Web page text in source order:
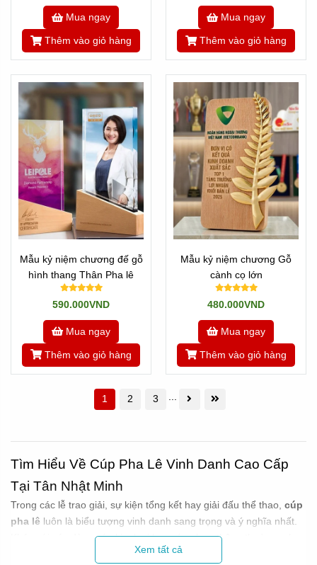
Mua ngay
Thêm vào giỏ hàng
Mua ngay
Thêm vào giỏ hàng
Mẫu kỷ niệm chương đế gỗ
hình thang Thân Pha lê
590.000VND
Mua ngay
Thêm vào giỏ hàng
Mẫu kỷ niệm chương Gỗ
cành cọ lớn
480.000VND
Mua ngay
Thêm vào giỏ hàng
1 2 3
Tìm Hiểu Về Cúp Pha Lê Vinh Danh Cao Cấp
Tại Tân Nhật Minh
Trong các lễ trao giải, sự kiện tổng kết hay giải đấu thể thao, cúp
pha lê luôn là biểu tượng vinh danh sang trọng và ý nghĩa nhất.
Khác với các dòng cúp kim loại hay cúp nhựa thông thường, pha
lê mang vẻ đẹp tinh khiết, khả năng tán sắc ánh sáng lấp lánh,
Xem tất cả